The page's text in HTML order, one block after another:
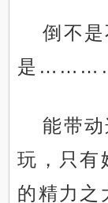
倒不
是
能带
玩，只有
的精力之